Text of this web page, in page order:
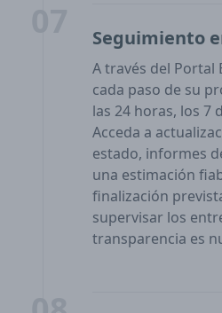
Seguimiento
A través del Portal
cada paso de su
las 24 horas, los 7
Acceda a
estado, informes
una estimación
finalización
supervisar los
transparencia es